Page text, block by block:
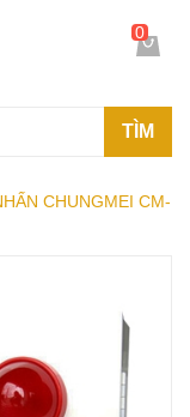
TÌM
0
CHUNGMEI CM-